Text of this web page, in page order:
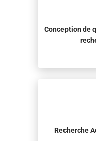
Conception de
Recherche